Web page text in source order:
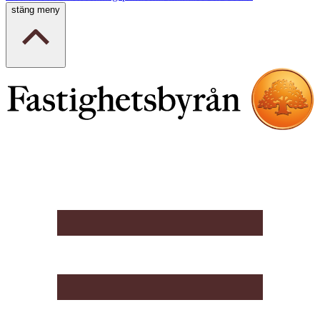
stäng meny